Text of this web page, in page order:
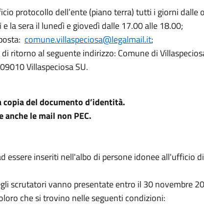
protocollo dell’ente (piano terra) tutti i giorni dalle
la sera il lunedì e giovedì dalle 17.00 alle 18.00;
comune.villaspeciosa@legalmail.it;
ritorno al seguente indirizzo: Comune di
Villaspeciosa SU.
del documento d’identità.
anche le mail non PEC.
essere inseriti nell'albo di persone idonee all'ufficio
scrutatori vanno presentate entro il 30 novembre
che si trovino nelle seguenti condizioni: